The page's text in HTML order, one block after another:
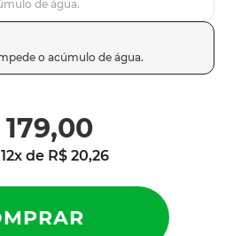
179,00
12x de R$ 20,26